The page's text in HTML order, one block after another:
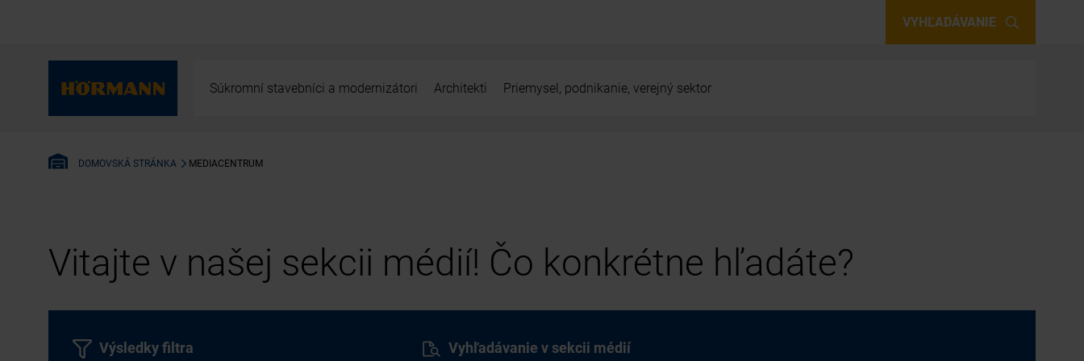
VYHĽADÁVANIE
Súkromní stavebníci a modernizátori Architekti Priemysel, podnikanie, verejný sektor
DOMOVSKÁ STRÁNKA MEDIACENTRUM
Vitajte v našej sekcii médií! Čo konkrétne hľadáte?
Vyhľadávanie v sekcii médií
Výsledky filtra